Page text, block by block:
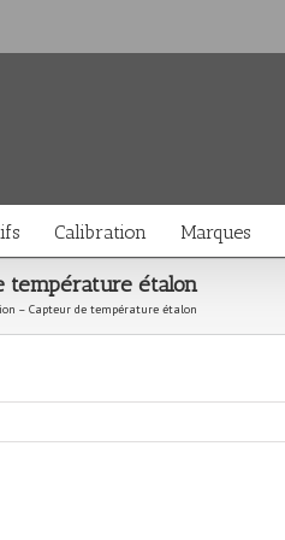
Calibration Marques
température étalon
– Capteur de température étalon